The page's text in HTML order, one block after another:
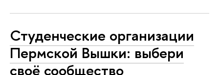
Студенческие организации
Пермской Вышки: выбери
своё сообщество